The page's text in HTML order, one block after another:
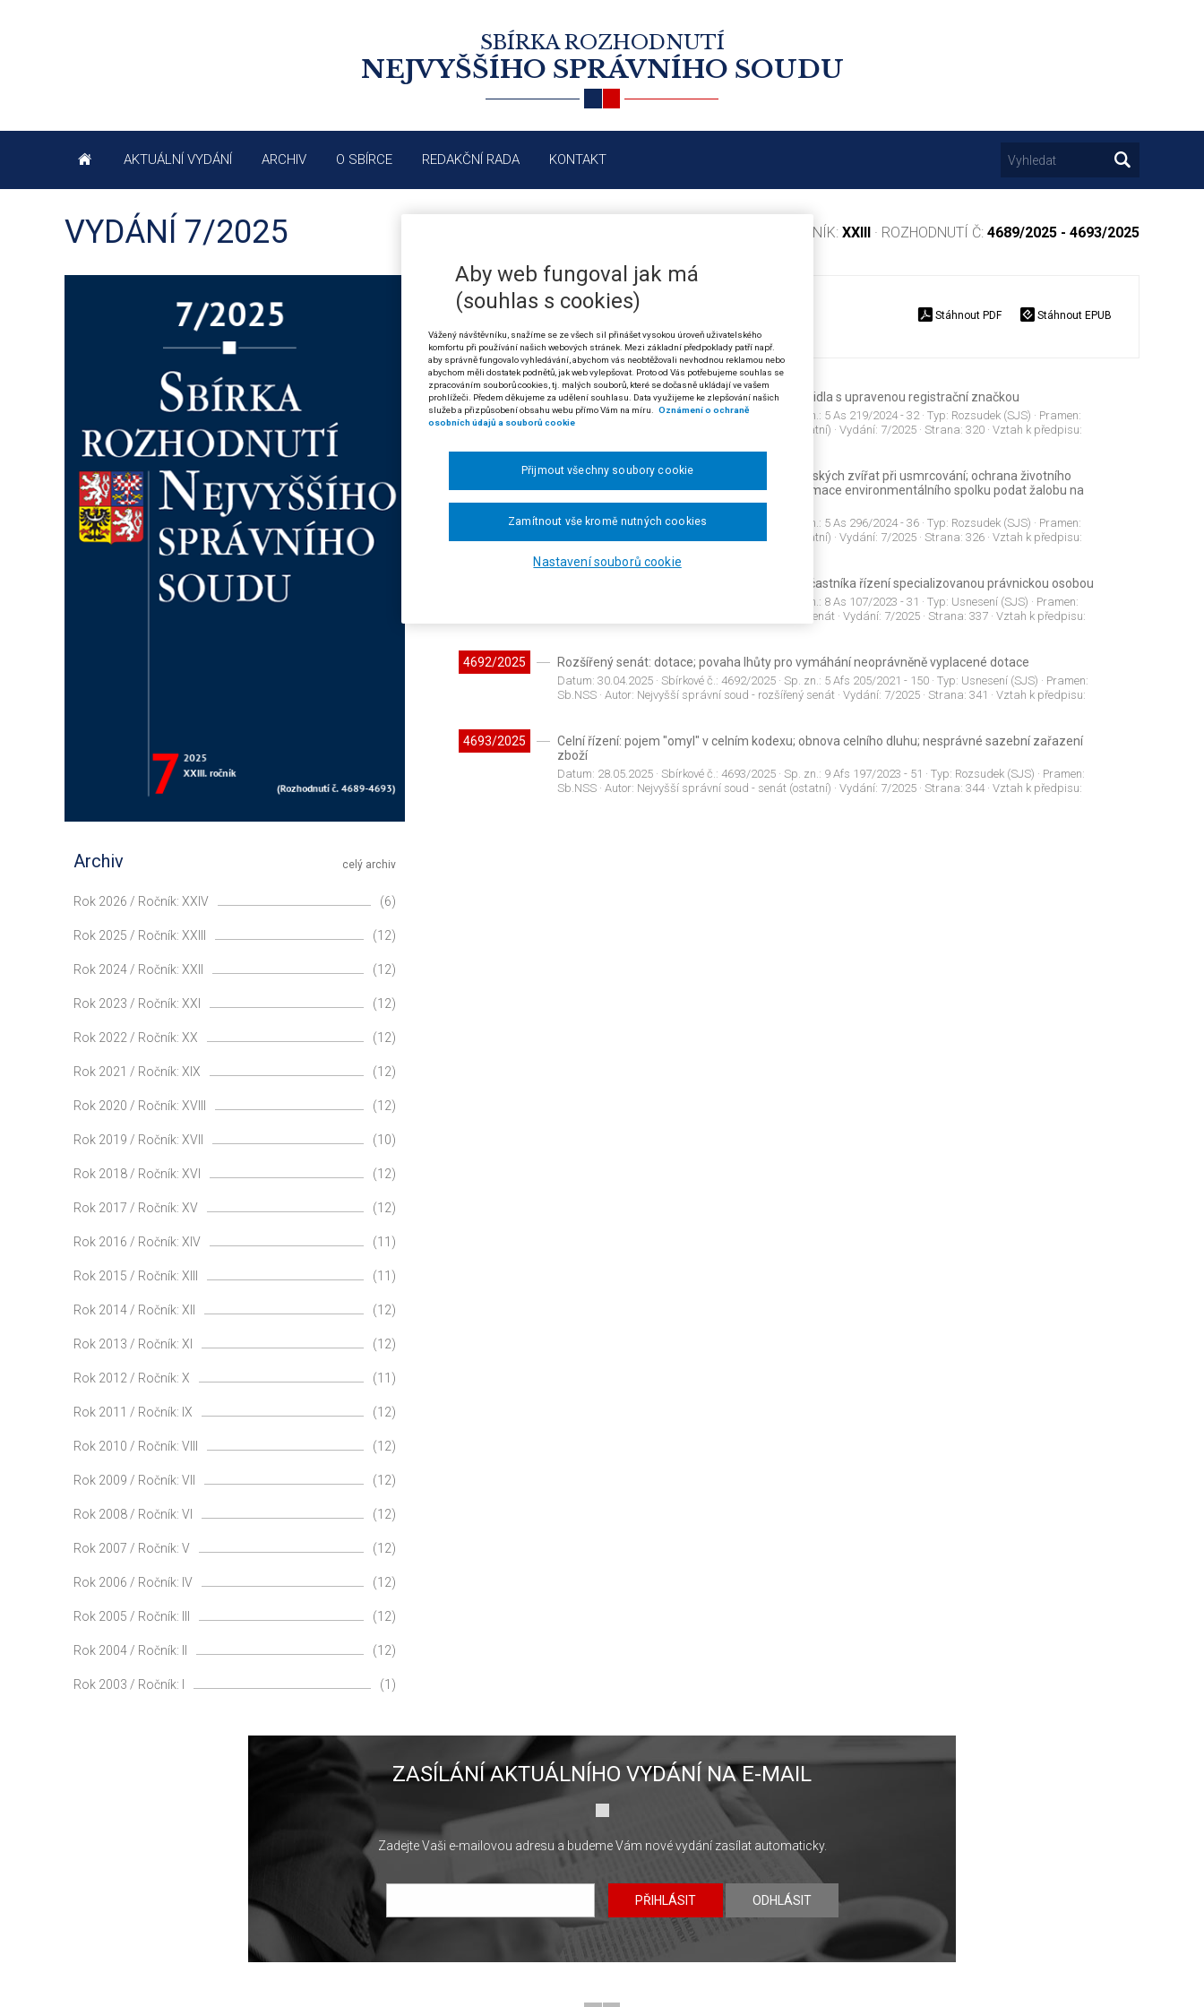
SBÍRKA ROZHODNUTÍ
NEJVYŠŠÍHO SPRÁVNÍHO SOUDU
AKTUÁLNÍ VYDÁNÍ ARCHIV O SBÍRCE REDAKČNÍ RADA KONTAKT
VYDÁNÍ 7/2025 · ROČNÍK: XXIII · ROZHODNUTÍ Č: 4689/2025 - 4693/2025
OBSAH VYDÁNÍ 7/2025 Stáhnout PDF Stáhnout EPUB
4689/2025 Provoz na pozemních komunikacích: užití vozidla s upravenou registrační značkou
Datum:13.03.2025· Sbírkové č.:4689/2025 · Sp. zn.: 5 As 219/2024 - 32· Typ: Rozsudek (SJS) · Pramen:
Sb.NSS
Nejvyšší správní soud - senát (ostatní) · Vydání: 7/2025· Strana: 320· Vztah k předpisu:
4690/2025
Ochrana zvířat proti týrání: ochrana hospodářských zvířat při usmrcování; ochrana životního
prostředí; Řízení před soudem: procesní legitimace environmentálního spolku podat žalobu na
ochranu před nezákonným zásahem
Datum:07.04.2025· Sbírkové č.: · Sp. zn.: 5 As 296/2024 - 36· Typ: Rozsudek (SJS) · Pramen:
Nejvyšší správní soud - senát (ostatní) · Vydání: 7/2025· Strana: 326· Vztah k předpisu:
Rozšířený senát: nepřípustnost zastoupení účastníka řízení specializovanou právnickou osobou
· Sp. zn.: 8 As 107/2023 - 31 · Typ: Usnesení (SJS) · Pramen:
Nejvyšší správní soud - rozšířený senát· Vydání: 7/2025· Strana: 337· Vztah k předpisu:
4692/2025 Rozšířený senát: dotace; povaha lhůty pro vymáhání neoprávněně vyplacené dotace
Datum: 30.04.2025· Sbírkové č.: 4692/2025· Sp. zn.: 5 Afs 205/2021 - 150· Typ: Usnesení (SJS) · Pramen:
Sb.NSS· Autor: Nejvyšší správní soud - rozšířený senát· Vydání: 7/2025· Strana: 341 · Vztah k předpisu:
4693/2025
Celní řízení: pojem "omyl" v celním kodexu; obnova celního dluhu; nesprávné sazební zařazení
zboží
Datum: 28.05.2025· Sbírkové č.: 4693/2025· Sp. zn.: 9 Afs 197/2023 - 51 · Typ: Rozsudek (SJS) · Pramen:
Sb.NSS· Autor: Nejvyšší správní soud - senát (ostatní) · Vydání: 7/2025· Strana: 344· Vztah k předpisu:
celý archiv
Archiv
Rok 2026 / Ročník: XXIV (6)
Rok 2025 / Ročník: XXIII (12)
Rok 2024 / Ročník: XXII (12)
Rok 2023 / Ročník: XXI (12)
Rok 2022 / Ročník: XX (12)
Rok 2021 / Ročník: XIX (12)
Rok 2020 / Ročník: XVIII (12)
Rok 2019 / Ročník: XVII (10)
Rok 2018 / Ročník: XVI (12)
Rok 2017 / Ročník: XV (12)
Rok 2016 / Ročník: XIV (11)
Rok 2015 / Ročník: XIII (11)
Rok 2014 / Ročník: XII (12)
Rok 2013 / Ročník: XI (12)
Rok 2012 / Ročník: X (11)
Rok 2011 / Ročník: IX (12)
Rok 2010 / Ročník: VIII (12)
Rok 2009 / Ročník: VII (12)
Rok 2008 / Ročník: VI (12)
Rok 2007 / Ročník: V (12)
Rok 2006 / Ročník: IV (12)
Rok 2005 / Ročník: III (12)
Rok 2004 / Ročník: II (12)
Rok 2003 / Ročník: I (1)
ZASÍLÁNÍ AKTUÁLNÍHO VYDÁNÍ NA E-MAIL
Zadejte Vaši e-mailovou adresu a budeme Vám nové vydání zasílat automaticky.
PŘIHLÁSIT ODHLÁSIT
Aby web fungoval jak má
(souhlas s cookies)
Vážený návštěvníku, snažíme se ze všech sil přinášet vysokou úroveň uživatelského
komfortu při používání našich webových stránek. Mezi základní předpoklady patří např.
aby správně fungovalo vyhledávání, abychom vás neobtěžovali nevhodnou reklamou nebo
abychom měli dostatek podnětů, jak web vylepšovat. Proto od Vás potřebujeme souhlas se
zpracováním souborů cookies, tj. malých souborů, které se dočasně ukládají ve vašem
prohlížeči. Předem děkujeme za udělení souhlasu. Data využijeme ke zlepšování našich
služeb a přizpůsobení obsahu webu přímo Vám na míru.
Oznámení o ochraně
osobních údajů a souborů cookie
Nastavení souborů cookie
Zamítnout vše kromě nutných cookies
Přijmout všechny soubory cookie